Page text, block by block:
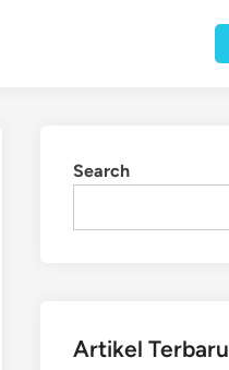
Search
Artikel Terbaru